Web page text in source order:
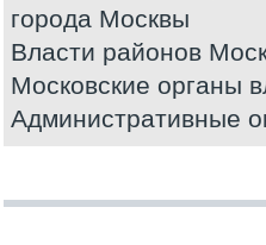
города Москвы
Власти районов
Московские органы
Административные